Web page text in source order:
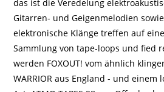
das ist die Veredelung
Gitarren- und Geigenmelodien
elektronische Klänge treffen auf
Sammlung von tape-loops und fied
werden FOXOUT! vom ähnlich
WARRIOR aus England - und einem